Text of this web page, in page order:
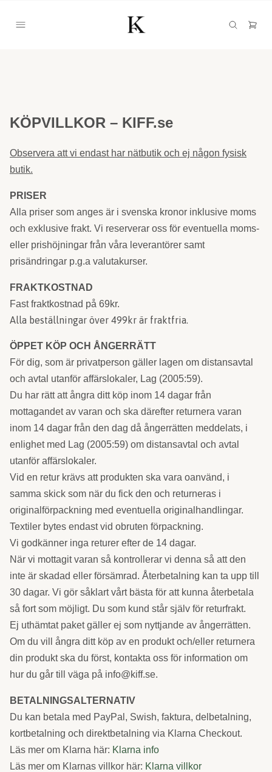
KÖPVILLKOR – KIFF.se
Observera att vi endast har nätbutik och ej någon fysisk
butik.
PRISER
Alla priser som anges är i svenska kronor inklusive moms
och exklusive frakt. Vi reserverar oss för eventuella moms-
eller prishöjningar från våra leverantörer samt
prisändringar p.g.a valutakurser.
FRAKTKOSTNAD
Fast fraktkostnad på 69kr.
Alla beställningar över 499kr är fraktfria.
ÖPPET KÖP OCH ÅNGERRÄTT
För dig, som är privatperson gäller lagen om distansavtal
och avtal utanför affärslokaler, Lag (2005:59).
Du har rätt att ångra ditt köp inom 14 dagar från
mottagandet av varan och ska därefter returnera varan
inom 14 dagar från den dag då ångerrätten meddelats, i
enlighet med Lag (2005:59) om distansavtal och avtal
utanför affärslokaler.
Vid en retur krävs att produkten ska vara oanvänd, i
samma skick som när du fick den och returneras i
originalförpackning med eventuella originalhandlingar.
Textiler bytes endast vid obruten förpackning.
Vi godkänner inga returer efter de 14 dagar.
När vi mottagit varan så kontrollerar vi denna så att den
inte är skadad eller försämrad. Återbetalning kan ta upp till
30 dagar. Vi gör såklart vårt bästa för att kunna återbetala
så fort som möjligt. Du som kund står själv för returfrakt.
Ej uthämtat paket gäller ej som nyttjande av ångerrätten.
Om du vill ångra ditt köp av en produkt och/eller returnera
din produkt ska du först, kontakta oss för information om
hur du går till väga på info@kiff.se.
BETALNINGSALTERNATIV
Du kan betala med PayPal, Swish, faktura, delbetalning,
kortbetalning och direktbetalning via Klarna Checkout.
Läs mer om Klarna här: Klarna info
Läs mer om Klarnas villkor här: Klarna villkor